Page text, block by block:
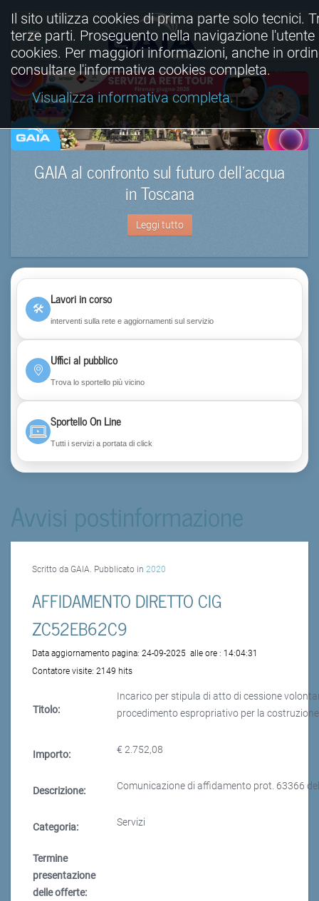
GAIA al confronto sul futuro dell’acqua
in Toscana
Leggi tutto
🛠
Lavori in corso
interventi sulla rete e aggiornamenti sul servizio
Uffici al pubblico
Trova lo sportello più vicino
Sportello On Line
Tutti i servizi a portata di click
Avvisi postinformazione
Scritto da GAIA. Pubblicato in 2020
AFFIDAMENTO DIRETTO CIG
ZC52EB62C9
Data aggiornamento pagina: 24-09-2025 alle ore : 14:04:31
Contatore visite: 2149 hits
Titolo:
Incarico per stipula di atto di cessione
procedimento espropriativo per la
Importo: € 2.752,08
Descrizione: Comunicazione di affidamento prot. 63366
Categoria: Servizi
Termine
presentazione
delle offerte:
Il sito utilizza cookies di prima parte solo tecnici.
terze parti. Proseguento nella navigazione
cookies. Per maggiori informazioni, anche in
consultare l'informativa cookies completa.
Visualizza informativa completa.